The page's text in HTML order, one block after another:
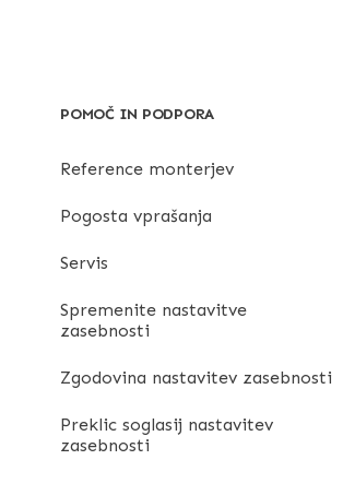
POMOČ IN PODPORA
Reference monterjev
Pogosta vprašanja
Servis
Spremenite nastavitve
zasebnosti
Zgodovina nastavitev zasebnosti
Preklic soglasij nastavitev
zasebnosti